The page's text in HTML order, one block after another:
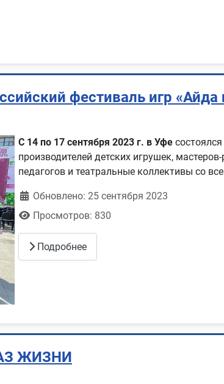
фестиваль игр «Айда
С 14 по 17 сентября 2023 г. в Уфе
производителей детских игрушек,
педагогов и театральные коллективы со
Обновлено: 25 сентября 2023
Просмотров: 830
Подробнее
ЖИЗНИ